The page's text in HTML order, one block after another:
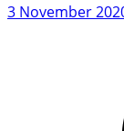
3 November